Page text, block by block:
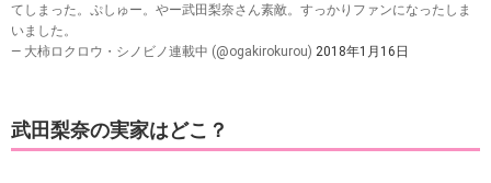
てしまった。ぷしゅー。やー武田梨奈さん素敵。すっかりファンになったしま
いました。
— 大柿ロクロウ・シノビノ連載中 (@ogakirokurou) 2018年1月16日
武田梨奈の実家はどこ？